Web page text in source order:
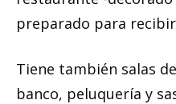
preparado para
Tiene también salas
banco, peluquería y